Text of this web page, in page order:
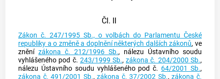
Čl. II
Zákon č. 247/1995 Sb., o volbách do Parlamentu České
republiky a o změně a doplnění některých dalších zákonů, ve
zněnízákona č. 212/1996 Sb., nálezu Ústavního soudu
vyhlášeného pod č. 243/1999 Sb.,zákona č. 204/2000 Sb.,
nálezu Ústavního soudu vyhlášeného pod č. 64/2001 Sb.,
zákona č. 491/2001 Sb.,zákona č. 37/2002 Sb.,zákona č.